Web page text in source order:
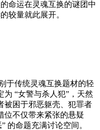
命运在灵魂互换的谜团中
较量就此展开。
于传统灵魂互换题材的轻
“女警与杀人犯”，天然
被困于邪恶躯壳、犯罪者
位不仅带来紧张的悬疑
的命题充满讨论空间。